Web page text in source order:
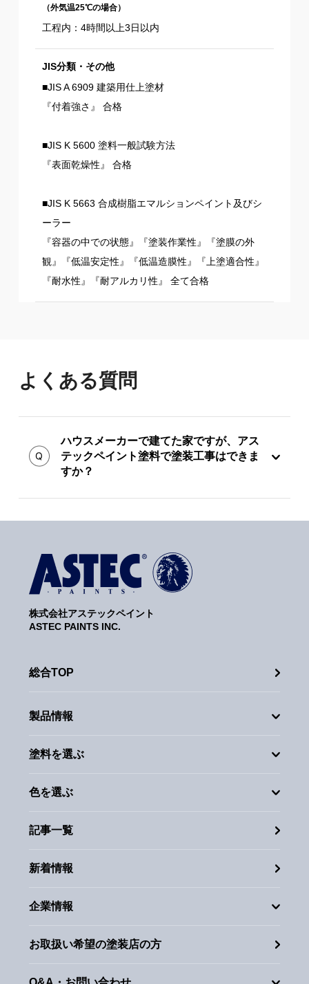
（外気温25℃の場合）
工程内：4時間以上3日以内
JIS分類・その他
■JIS A 6909 建築用仕上塗材
『付着強さ』 合格
■JIS K 5600 塗料一般試験方法
『表面乾燥性』 合格
■JIS K 5663 合成樹脂エマルションペイント及びシ
ーラー
『容器の中での状態』『塗装作業性』『塗膜の外
観』『低温安定性』『低温造膜性』『上塗適合性』
『耐水性』『耐アルカリ性』 全て合格
よくある質問
ハウスメーカーで建てた家ですが、アス
テックペイント塗料で塗装工事はできま
すか？
株式会社アステックペイント
ASTEC PAINTS INC.
総合TOP
製品情報
塗料を選ぶ
色を選ぶ
記事一覧
新着情報
企業情報
お取扱い希望の塗装店の方